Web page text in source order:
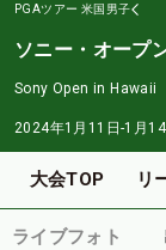
PGAツアー 米国男子
ソニー・オープ
Sony Open in Hawaii
2024年1月11日-1月
大会TOP リ
ライブフォト